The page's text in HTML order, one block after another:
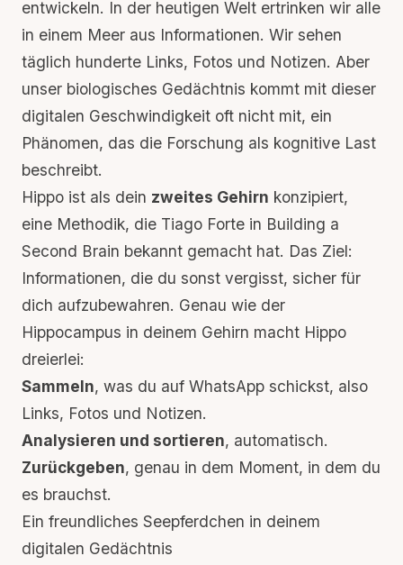
entwickeln. In der heutigen Welt ertrinken wir alle
in einem Meer aus Informationen. Wir sehen
täglich hunderte Links, Fotos und Notizen. Aber
unser biologisches Gedächtnis kommt mit dieser
digitalen Geschwindigkeit oft nicht mit, ein
Phänomen, das die Forschung als kognitive Last
beschreibt.
Hippo ist als dein zweites Gehirn konzipiert,
eine Methodik, die Tiago Forte in Building a
Second Brain bekannt gemacht hat. Das Ziel:
Informationen, die du sonst vergisst, sicher für
dich aufzubewahren. Genau wie der
Hippocampus in deinem Gehirn macht Hippo
dreierlei:
Sammeln, was du auf WhatsApp schickst, also
Links, Fotos und Notizen.
Analysieren und sortieren, automatisch.
Zurückgeben, genau in dem Moment, in dem du
es brauchst.
Ein freundliches Seepferdchen in deinem
digitalen Gedächtnis